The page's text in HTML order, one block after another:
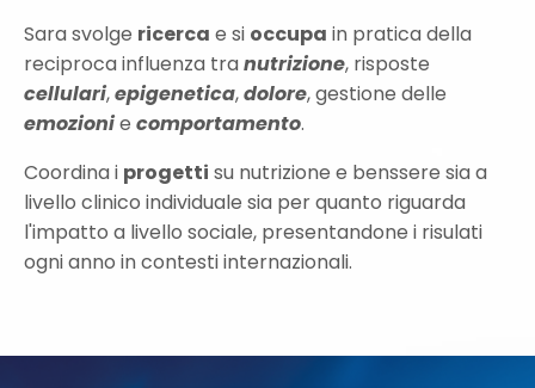
Sara svolge ricerca e si occupa in pratica della
reciproca influenza tranutrizione, risposte
cellulari,epigenetica,dolore, gestione delle
emozionie comportamento.
Coordina i progetti su nutrizione e benssere sia a
livello clinico individuale sia per quanto riguarda
l'impatto a livello sociale, presentandone i risulati
ogni anno in contesti internazionali.